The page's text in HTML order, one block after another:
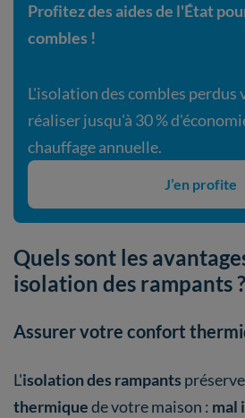
Profitez des aides de l'État
combles !
L'isolation des combles perdus
réaliser jusqu'à 30 %
chauffage annuelle.
J’en profite
Quels sont les
isolation des rampants ?
Assurer votre confort
L'isolation des rampants préserve
thermiquede votre maison : mal